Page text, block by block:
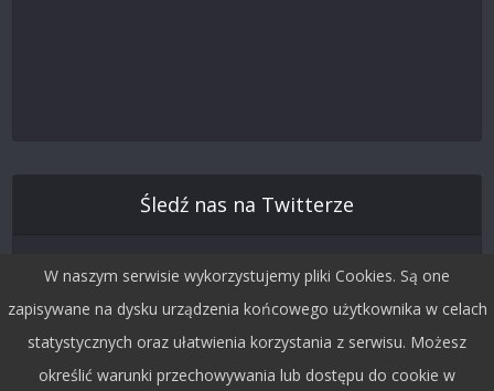
Śledź nas na Twitterze
W naszym serwisie wykorzystujemy pliki Cookies. Są one
zapisywane na dysku urządzenia końcowego użytkownika w celach
statystycznych oraz ułatwienia korzystania z serwisu. Możesz
określić warunki przechowywania lub dostępu do cookie w